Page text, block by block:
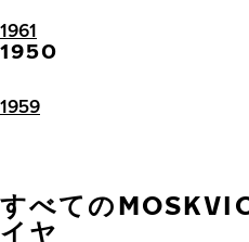
1961
1950
1959
すべての
イヤ